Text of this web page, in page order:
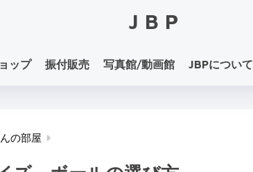
JBP
ップ 振付販売 写真館/動画館 JBPについて
の部屋